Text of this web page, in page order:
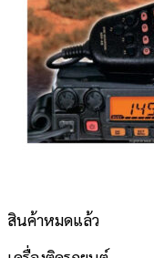
สินค้าหมดแล้ว